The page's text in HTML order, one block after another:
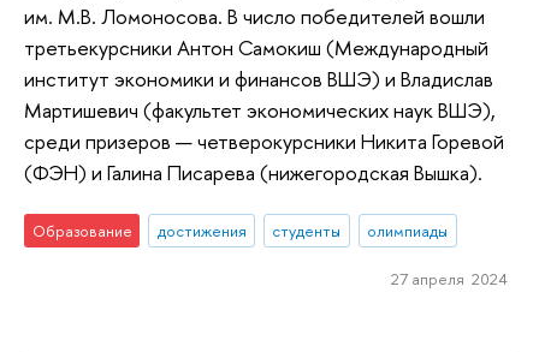
им. М.В. Ломоносова. В число победителей вошли
третьекурсники Антон Самокиш (Международный
институт экономики и финансов ВШЭ) и Владислав
Мартишевич (факультет экономических наук ВШЭ),
среди призеров — четверокурсники Никита Горевой
(ФЭН) и Галина Писарева (нижегородская Вышка).
Образование достижения студенты олимпиады
27 апреля 2024